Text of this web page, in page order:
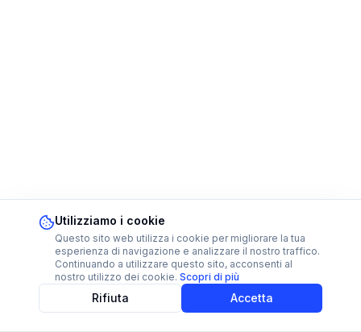
Installa Imparami
Installa l'app per un accesso rapido e un'esperienza
migliore.
Utilizziamo i cookie
Questo sito web utilizza i cookie per migliorare la tua
esperienza di navigazione e analizzare il nostro traffico.
Continuando a utilizzare questo sito, acconsenti al
nostro utilizzo dei cookie. Scopri di più
Rifiuta Accetta